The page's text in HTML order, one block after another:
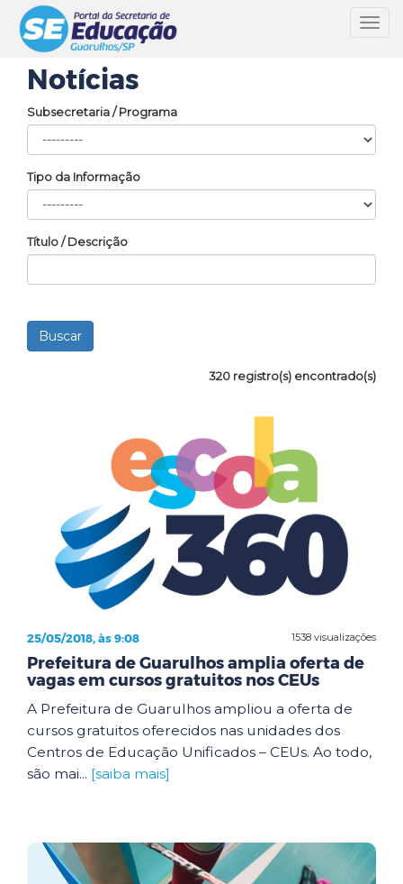
Notícias
Subsecretaria / Programa
Tipo da Informação
Título / Descrição
320 registro(s) encontrado(s)
1538 visualizações
25/05/2018, às 9:08
Prefeitura de Guarulhos amplia oferta de
vagas em cursos gratuitos nos CEUs
A Prefeitura de Guarulhos ampliou a oferta de
cursos gratuitos oferecidos nas unidades dos
Centros de Educação Unificados – CEUs. Ao todo,
são mai... [saiba mais]